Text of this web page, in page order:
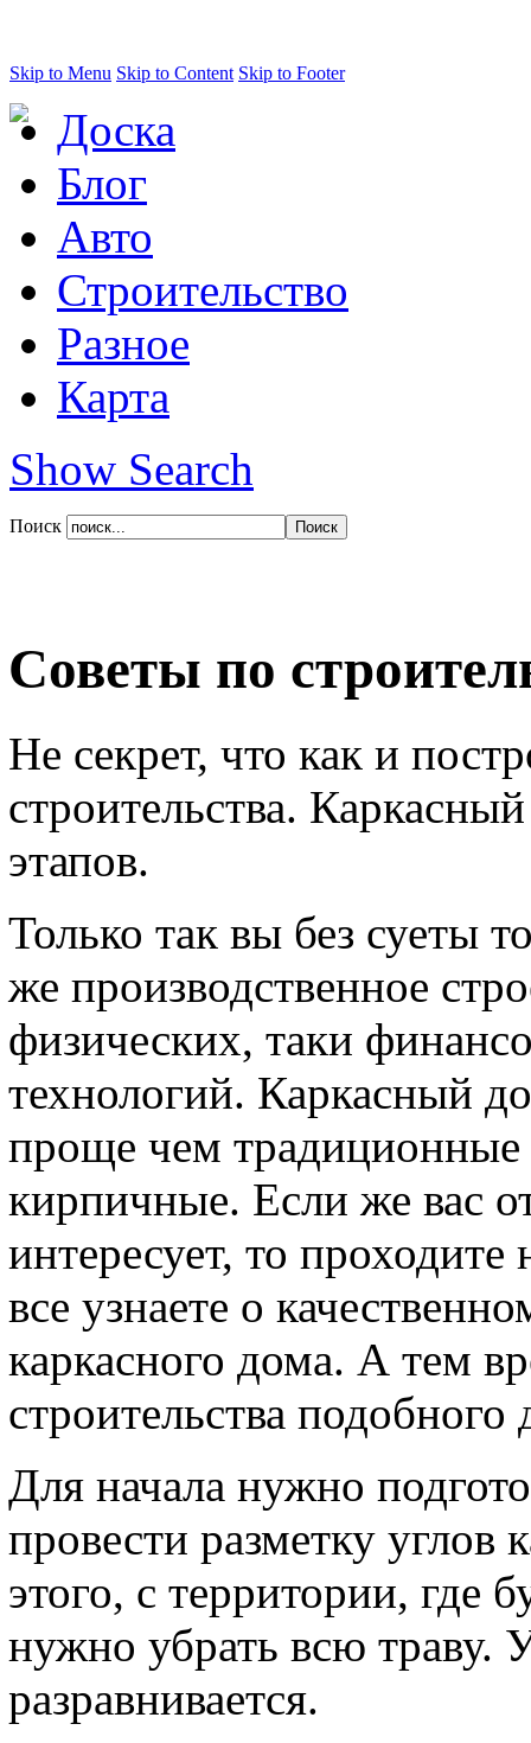
Skip to Menu Skip to Content Skip to Footer
Доска
Блог
Авто
Строительство
Разное
Карта
Show Search
Поиск
Советы по
Не секрет, что как и
строительства.
этапов.
Только так вы без суеты
же производственное
физических, таки
технологий. Каркасный
проще чем
кирпичные. Если же вас
интересует, то проходите
все узнаете о
каркасного дома. А тем
строительства подобного
Для начала нужно
провести разметку углов
этого, с территории, где
нужно убрать всю траву.
разравнивается.